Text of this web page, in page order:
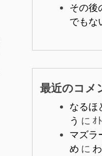
その後
でも
最近のコメ
なるほ
う に ｵ
マズラ
め に